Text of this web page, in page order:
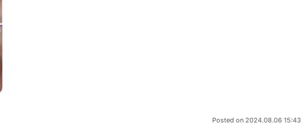
Posted on 2024.08.06 15:43